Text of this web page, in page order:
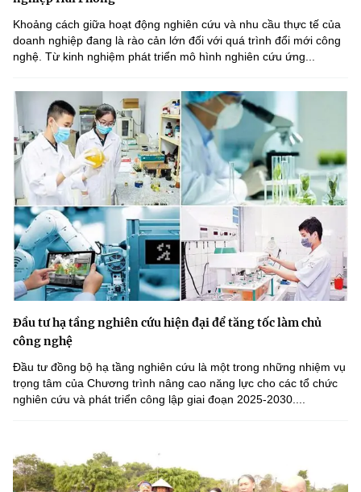
Khoảng cách giữa hoạt động nghiên cứu và nhu cầu thực tế của
doanh nghiệp đang là rào cản lớn đối với quá trình đổi mới công
nghệ. Từ kinh nghiệm phát triển mô hình nghiên cứu ứng...
Đầu tư hạ tầng nghiên cứu hiện đại để tăng tốc làm chủ
công nghệ
Đầu tư đồng bộ hạ tầng nghiên cứu là một trong những nhiệm vụ
trọng tâm của Chương trình nâng cao năng lực cho các tổ chức
nghiên cứu và phát triển công lập giai đoạn 2025-2030....